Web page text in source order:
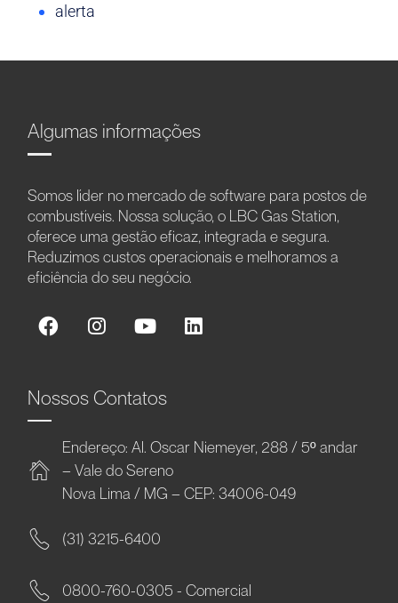
alerta
Algumas informações
Somos líder no mercado de software para postos de
combustíveis. Nossa solução, o LBC Gas Station,
oferece uma gestão eficaz, integrada e segura.
Reduzimos custos operacionais e melhoramos a
eficiência do seu negócio.
Nossos Contatos
Endereço: Al. Oscar Niemeyer, 288 / 5º andar
– Vale do Sereno
Nova Lima / MG – CEP: 34006-049
(31) 3215-6400
0800-760-0305 - Comercial